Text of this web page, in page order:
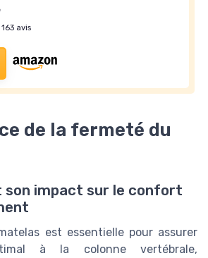
163 avis
de la fermeté du
impact sur le confort
est essentielle pour assurer
à la colonne vertébrale,